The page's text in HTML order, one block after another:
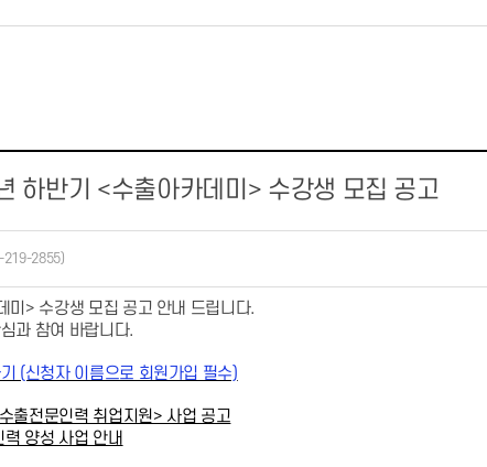
하반기 <수출아카데미> 수강생 모집 공고
219-2855)
미> 수강생 모집 공고 안내 드립니다.
과 참여 바랍니다.
(신청자 이름으로 회원가입 필수)
출전문인력 취업지원> 사업 공고
양성 사업 안내